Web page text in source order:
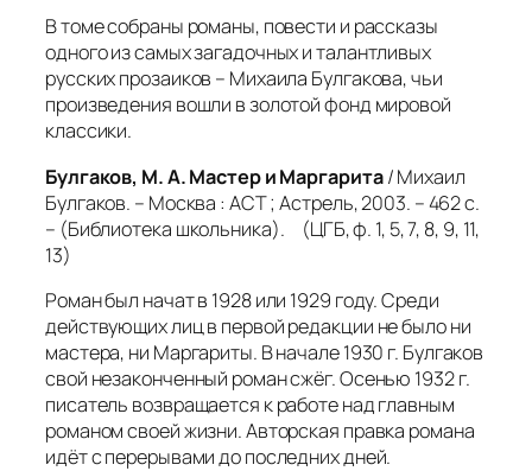
В томе собраны романы, повести и рассказы
одного из самых загадочных и талантливых
русских прозаиков – Михаила Булгакова, чьи
произведения вошли в золотой фонд мировой
классики.
Булгаков, М. А. Мастер и Маргарита/ Михаил
Булгаков. – Москва : АСТ ; Астрель, 2003. – 462 с.
– (Библиотека школьника). (ЦГБ, ф. 1, 5, 7, 8, 9, 11,
13)
Роман был начат в 1928 или 1929 году. Среди
действующих лиц в первой редакции не было ни
мастера, ни Маргариты. В начале 1930 г. Булгаков
свой незаконченный роман сжёг. Осенью 1932 г.
писатель возвращается к работе над главным
романом своей жизни. Авторская правка романа
идёт с перерывами до последних дней.